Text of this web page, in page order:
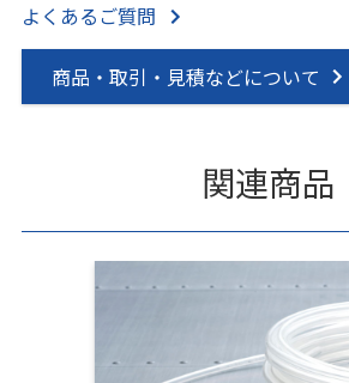
よくあるご質問
商品・取引・見積などについて
関連商品